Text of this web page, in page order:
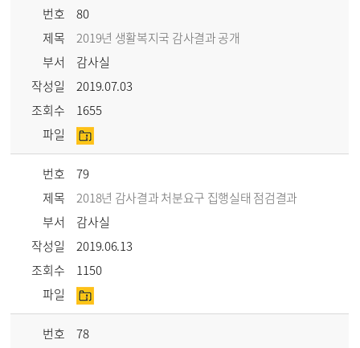
번호
80
제목
2019년 생활복지국 감사결과 공개
부서
감사실
작성일
2019.07.03
조회수
1655
파일
번호
79
제목
2018년 감사결과 처분요구 집행실태 점검결과
부서
감사실
작성일
2019.06.13
조회수
1150
파일
번호
78